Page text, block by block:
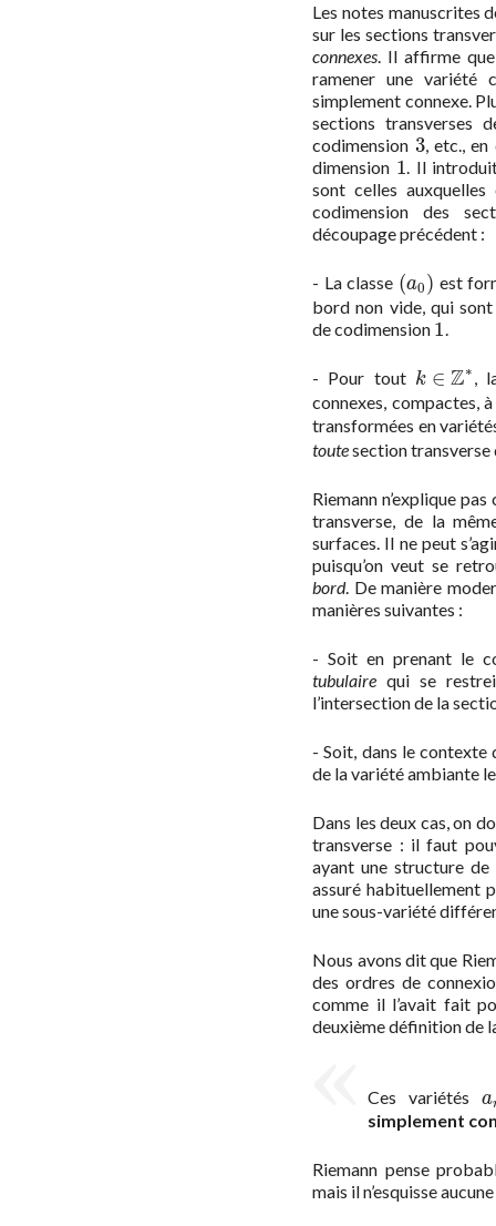
Les notes manuscrites
sur les sections
connexes. Il affirme
ramener une variété
simplement connexe.
sections transverses
codimension 3
3, etc.,
dimension 1
1. Il
sont celles
codimension des
découpage précédent :
- La classe (a0)
(a0)
est
bord non vide, qui
de codimension 1
1.
- Pour tout k ∈ Z∗
k∈Z∗ ,
connexes, compactes,
transformées en
toutesection
Riemann n’explique
transverse, de la
surfaces. Il ne peut
puisqu’on veut se
bord. De manière
manières suivantes :
- Soit en prenant le
tubulaire qui se
l’intersection de la
- Soit, dans le contexte
de la variété ambiante
Dans les deux cas, on
transverse : il faut
ayant une structure
assuré habituellement
une sous-variété
Nous avons dit que
des ordres de
comme il l’avait fait
deuxième définition de
Ces variétésa
a
simplement
Riemann pense
mais il n’esquisse